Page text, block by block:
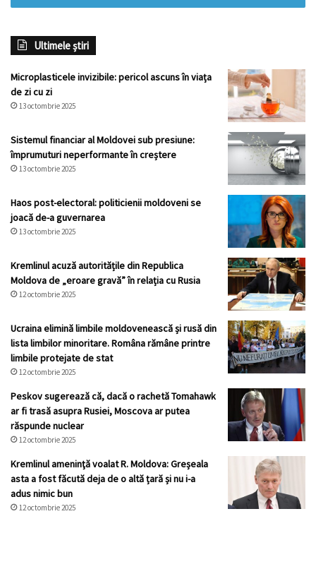
Ultimele știri
Microplasticele invizibile: pericol ascuns în viața
de zi cu zi
13 octombrie 2025
Sistemul financiar al Moldovei sub presiune:
împrumuturi neperformante în creștere
13 octombrie 2025
Haos post-electoral: politicienii moldoveni se
joacă de-a guvernarea
13 octombrie 2025
Kremlinul acuză autoritățile din Republica
Moldova de „eroare gravă” în relația cu Rusia
12 octombrie 2025
Ucraina elimină limbile moldovenească și rusă din
lista limbilor minoritare. Româna rămâne printre
limbile protejate de stat
12 octombrie 2025
Peskov sugerează că, dacă o rachetă Tomahawk
ar fi trasă asupra Rusiei, Moscova ar putea
răspunde nuclear
12 octombrie 2025
Kremlinul ameninţă voalat R. Moldova: Greșeala
asta a fost făcută deja de o altă țară și nu i-a
adus nimic bun
12 octombrie 2025